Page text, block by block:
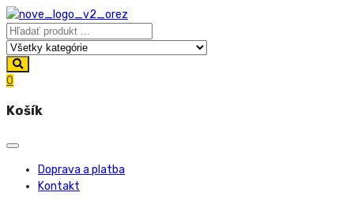
0
Košík
Doprava a platba
Kontakt